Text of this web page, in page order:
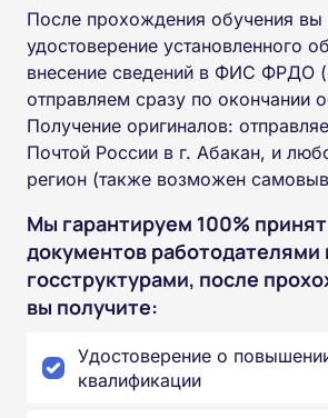
После прохождения обучения вы
удостоверение установленного
внесение сведений в ФИС ФРДО
отправляем сразу по окончании
Получение оригиналов:
Почтой России в г. Абакан, и
регион (также возможен
Мы гарантируем 100%
документов работодателями
госструктурами, после
вы получите:
Удостоверение о
квалификации